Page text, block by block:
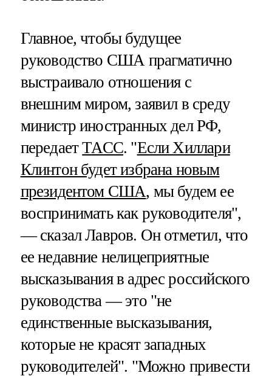
Главное, чтобы будущее
руководство США прагматично
выстраивало отношения с
внешним миром, заявил в среду
министр иностранных дел РФ,
передаетТАСС. "Если Хиллари
Клинтон будет избрана новым
президентом США, мы будем ее
воспринимать как руководителя",
— сказал Лавров. Он отметил, что
ее недавние нелицеприятные
высказывания в адрес российского
руководства — это "не
единственные высказывания,
которые не красят западных
руководителей". "Можно привести